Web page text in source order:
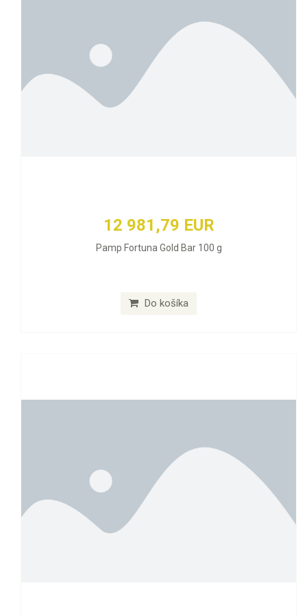
12 981,79 EUR
Pamp Fortuna Gold Bar 100 g
Do košíka